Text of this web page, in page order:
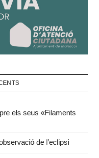
els seus «Filaments
de l’eclipsi